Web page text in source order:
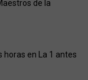
de la
horas en La 1 antes